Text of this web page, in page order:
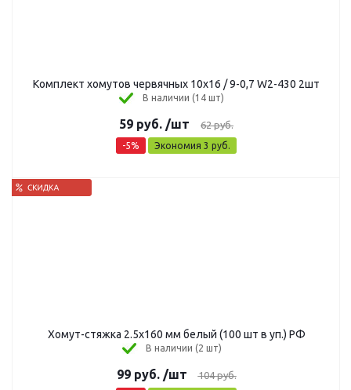
Комплект хомутов червячных 10х16 / 9-0,7 W2-430 2шт
В наличии (14 шт)
59 руб. /шт 62руб.
-5% Экономия 3 руб.
Хомут-стяжка 2.5х160 мм белый (100 шт в уп.) РФ
В наличии (2 шт)
99руб. /шт 104руб.